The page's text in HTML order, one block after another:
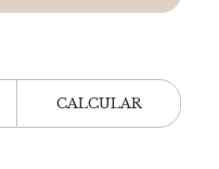
CALCULAR